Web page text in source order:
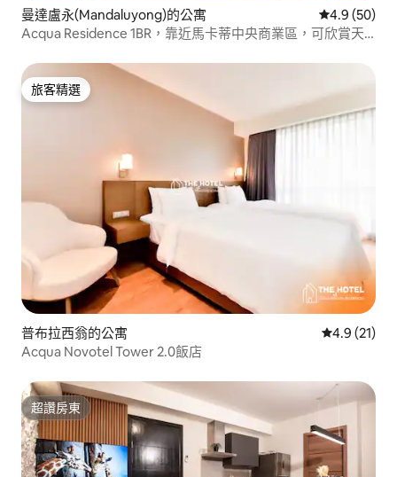
曼達盧永(Mandaluyong)的公寓 從 50 則評
4.9 (50)
Acqua Residence 1BR，靠近馬卡蒂中央商業區，可欣賞天
旅客精選
旅客精選
普布拉西翁的公寓 從 21 則評
4.9 (21)
Acqua Novotel Tower 2.0飯店
超讚房東
超讚房東